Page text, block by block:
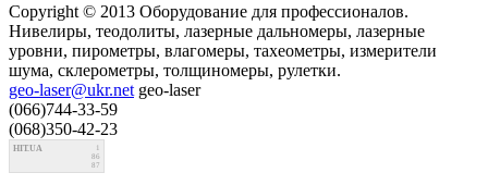
Copyright © 2013 Оборудование для профессионалов.
Нивелиры, теодолиты, лазерные дальномеры, лазерные
уровни, пирометры, влагомеры, тахеометры, измерители
шума, склерометры, толщиномеры, рулетки.
geo-laser@ukr.net geo-laser
(066)744-33-59
(068)350-42-23
HIT.UA
1
86
87